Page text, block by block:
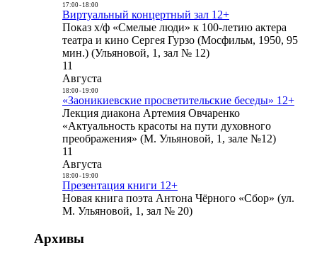
17:00- 18:00
Виртуальный концертный зал 12+
Показ х/ф «Смелые люди» к 100-летию актера
театра и кино Сергея Гурзо (Мосфильм, 1950, 95
мин.) (Ульяновой, 1, зал № 12)
11
Августа
18:00- 19:00
«Заоникиевские просветительские беседы» 12+
Лекция диакона Артемия Овчаренко
«Актуальность красоты на пути духовного
преображения» (М. Ульяновой, 1, зале №12)
11
Августа
18:00- 19:00
Презентация книги 12+
Новая книга поэта Антона Чёрного «Сбор» (ул.
М. Ульяновой, 1, зал № 20)
Архивы